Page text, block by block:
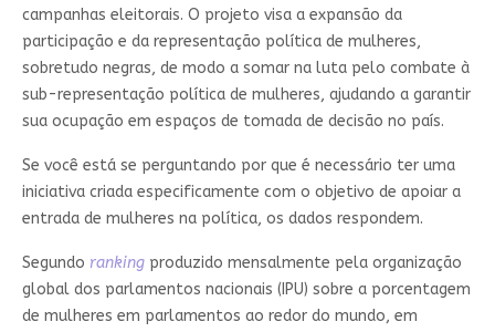
campanhas eleitorais. O projeto visa a expansão da
participação e da representação política de mulheres,
sobretudo negras, de modo a somar na luta pelo combate à
sub-representação política de mulheres, ajudando a garantir
sua ocupação em espaços de tomada de decisão no país.
Se você está se perguntando por que é necessário ter uma
iniciativa criada especificamente com o objetivo de apoiar a
entrada de mulheres na política, os dados respondem.
Segundo rankingproduzido mensalmente pela organização
global dos parlamentos nacionais (IPU) sobre a porcentagem
de mulheres em parlamentos ao redor do mundo, em